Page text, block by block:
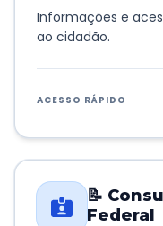
Informações e
ao cidadão.
ACESSO RÁPIDO
📝
Federal